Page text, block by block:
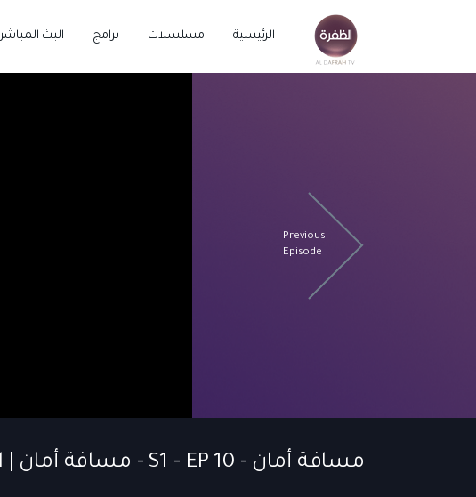
الرئيسية مسلسلات برامج البث المباشر
Previous
Episode
مسافة أمان - S1 - EP 10 - مسافة أمان | الحلقة 10